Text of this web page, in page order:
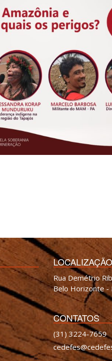
Rua Demétrio
Belo Horizonte -
CONTATOS
(31) 3224-7659